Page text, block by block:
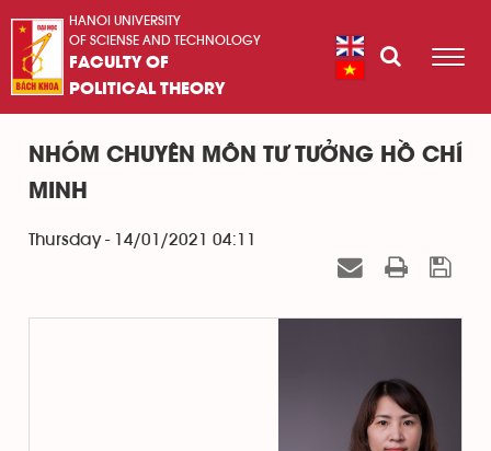
HANOI UNIVERSITY
OF SCIENSE AND TECHNOLOGY
FACULTY OF
POLITICAL THEORY
NHÓM CHUYÊN MÔN TƯ TƯỞNG HỒ CHÍ
MINH
Thursday - 14/01/2021 04:11